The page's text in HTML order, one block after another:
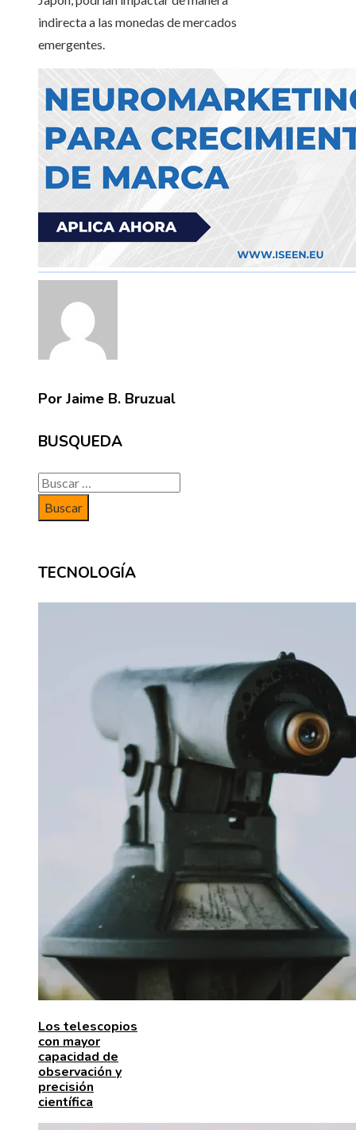
indirecta a las monedas de mercados
emergentes.
Por Jaime B. Bruzual
BUSQUEDA
Buscar:
TECNOLOGÍA
Los telescopios
con mayor
capacidad de
observación y
precisión
científica